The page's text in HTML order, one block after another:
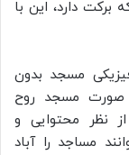
دارد، این با
فیزیکی مسجد بدون
صورت مسجد روح
نظر محتوایی و
مساجد را آباد